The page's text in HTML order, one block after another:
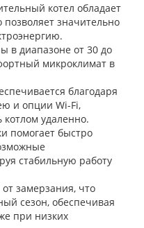
котел обладает
значительно
в диапазоне от 30 до
микроклимат в
благодаря
и опции Wi-Fi,
удаленно.
помогает быстро
стабильную работу
замерзания, что
сезон, обеспечивая
при низких